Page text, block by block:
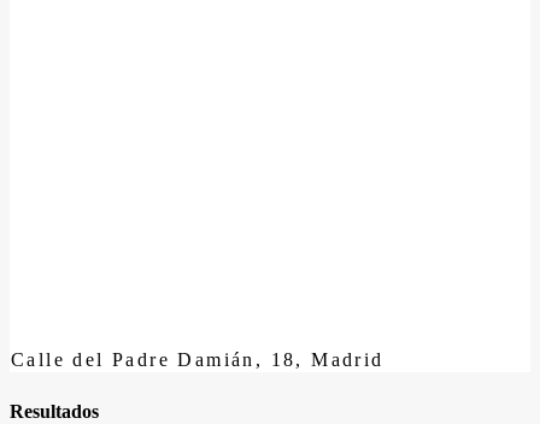
Calle del Padre Damián, 18, Madrid
Resultados